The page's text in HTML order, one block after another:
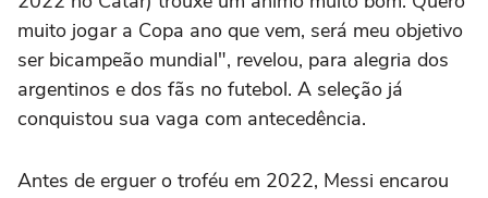
muito jogar a Copa ano que vem, será meu objetivo
ser bicampeão mundial", revelou, para alegria dos
argentinos e dos fãs no futebol. A seleção já
conquistou sua vaga com antecedência.
Antes de erguer o troféu em 2022, Messi encarou